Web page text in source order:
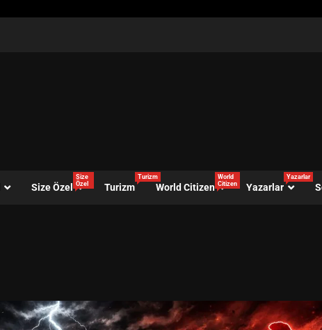
Size Özel
Size
Özel
Turizm
Turizm
World Citizen
World
Citizen
Yazarlar
Yazarlar